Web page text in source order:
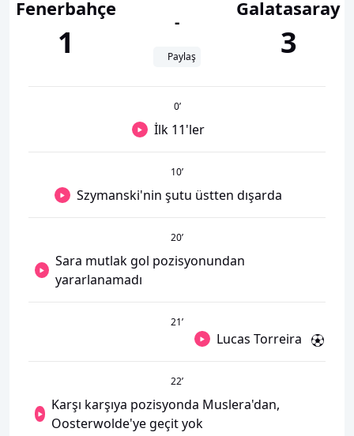
Fenerbahçe
1
-
Paylaş
Galatasaray
3
0’
İlk 11'ler
10’
Szymanski'nin şutu üstten dışarda
20’
Sara mutlak gol pozisyonundan
yararlanamadı
21’
Lucas Torreira
22’
Karşı karşıya pozisyonda Muslera'dan,
Oosterwolde'ye geçit yok